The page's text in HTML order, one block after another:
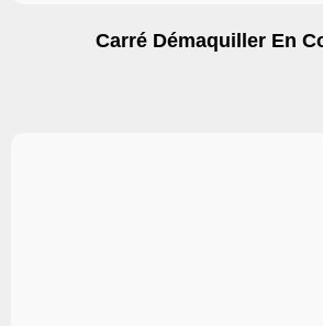
Carré Démaquiller En